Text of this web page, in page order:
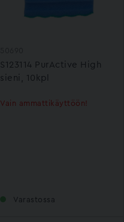
S123114 PurActive High
sieni, 10kpl
Varastossa
Vain ammattikäyttöön!